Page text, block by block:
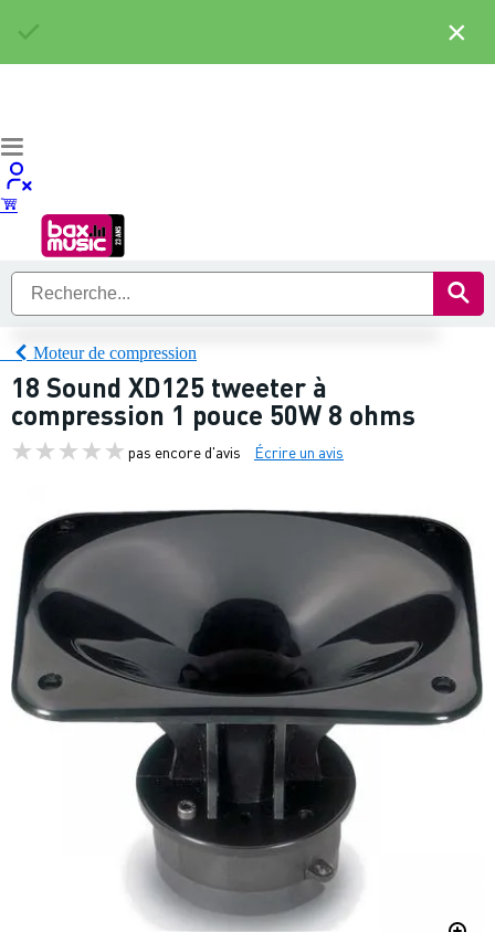
Moteur de compression
18 Sound XD125 tweeter à
compression 1 pouce 50W 8 ohms
pas encore d'avis Écrire un avis
×